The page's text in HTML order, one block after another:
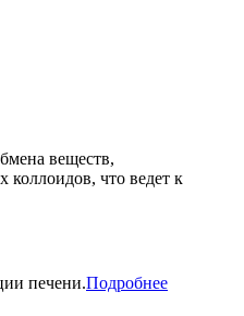
веществ,
что ведет к
печени.Подробнее